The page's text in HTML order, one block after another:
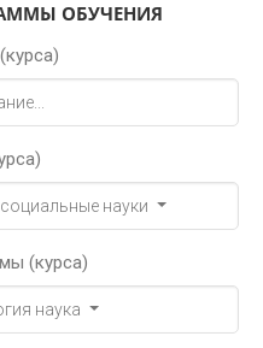
ОБУЧЕНИЯ
науки
(курса)
наука